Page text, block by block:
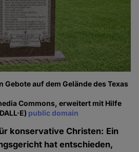
Gebote auf dem Gelände des Texas
Commons, erweitert mit Hilfe
public domain
konservative Christen: Ein
hat entschieden,